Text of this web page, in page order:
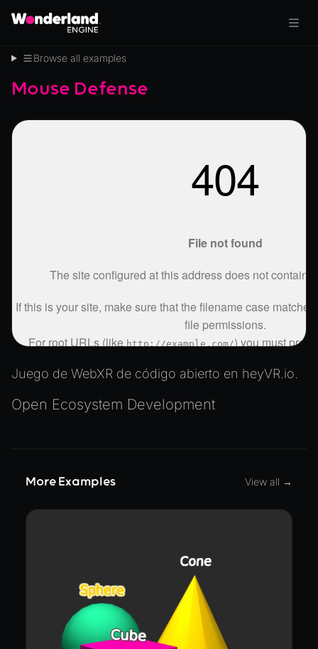
Browse all examples
Mouse Defense
Juego de WebXR de código abierto en heyVR.io.
Open Ecosystem Development
More Examples View all →